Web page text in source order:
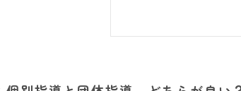
併用によって
個別指導・団体